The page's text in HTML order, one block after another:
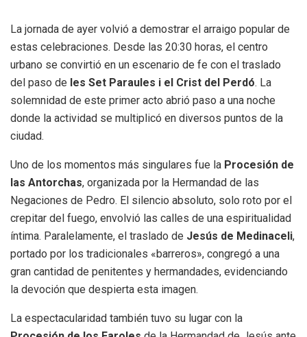
La jornada de ayer volvió a demostrar el arraigo popular de
estas celebraciones. Desde las 20:30 horas, el centro
urbano se convirtió en un escenario de fe con el traslado
del paso de les Set Paraules i el Crist del Perdó. La
solemnidad de este primer acto abrió paso a una noche
donde la actividad se multiplicó en diversos puntos de la
ciudad.
Uno de los momentos más singulares fue la Procesión de
las Antorchas, organizada por la Hermandad de las
Negaciones de Pedro. El silencio absoluto, solo roto por el
crepitar del fuego, envolvió las calles de una espiritualidad
íntima. Paralelamente, el traslado de Jesús de Medinaceli,
portado por los tradicionales «barreros», congregó a una
gran cantidad de penitentes y hermandades, evidenciando
la devoción que despierta esta imagen.
La espectacularidad también tuvo su lugar con la